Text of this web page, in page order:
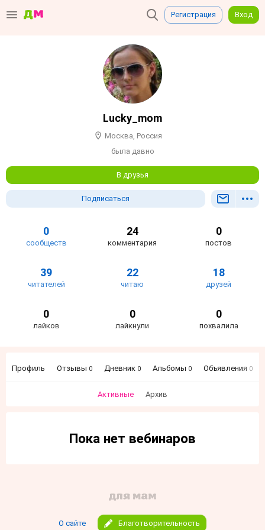
Регистрация Вход
Lucky_mom
Москва, Россия
была давно
В друзья
Подписаться
0
сообществ
24
комментария
0
постов
39
читателей
22
читаю
18
друзей
0
лайков
0
лайкнули
0
похвалила
Профиль Отзывы 0 Дневник 0 Альбомы 0 Объявления 0
Активные Архив
Пока нет вебинаров
О сайте Благотворительность